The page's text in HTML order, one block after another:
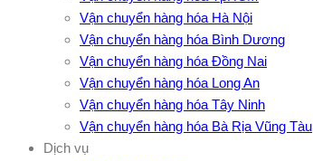
Vận chuyển hàng hóa Hà Nội
Vận chuyển hàng hóa Bình Dương
Vận chuyển hàng hóa Đồng Nai
Vận chuyển hàng hóa Long An
Vận chuyển hàng hóa Tây Ninh
Vận chuyển hàng hóa Bà Rịa Vũng Tàu
Dịch vụ